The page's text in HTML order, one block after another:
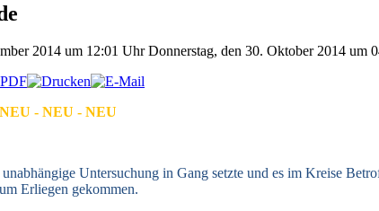
2014 um 12:01 UhrDonnerstag, den 30. Oktober 2014 um
- NEU - NEU
Untersuchung in Gang setzte und es im Kreise
Erliegen gekommen.